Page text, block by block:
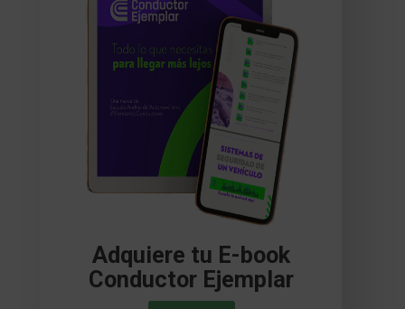
Adquiere tu E-book
Conductor Ejemplar